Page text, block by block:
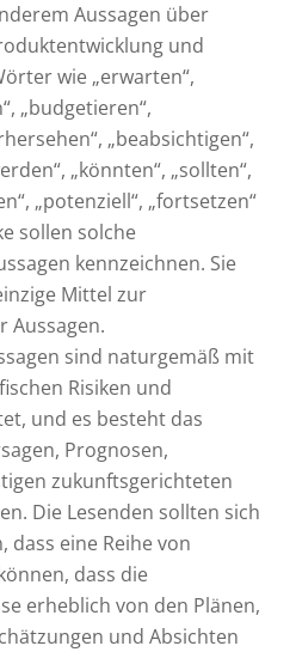
Aussagen über
und
wie „erwarten“,
„budgetieren“,
„beabsichtigen“,
„könnten“, „sollten“,
„potenziell“, „fortsetzen“
sollen solche
kennzeichnen. Sie
Mittel zur
Aussagen.
sind naturgemäß mit
Risiken und
und es besteht das
Prognosen,
zukunftsgerichteten
Die Lesenden sollten sich
dass eine Reihe von
dass die
erheblich von den Plänen,
und Absichten